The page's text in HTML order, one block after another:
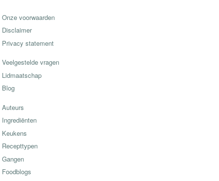
Onze voorwaarden
Disclaimer
Privacy statement
Veelgestelde vragen
Lidmaatschap
Blog
Auteurs
Ingrediënten
Keukens
Recepttypen
Gangen
Foodblogs